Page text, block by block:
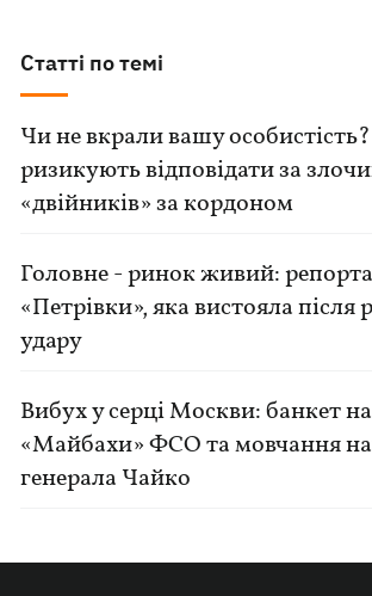
Статті по темі
Чи не вкрали вашу
ризикують відповідати за
«двійників» за кордоном
Головне - ринок живий:
«Петрівки», яка вистояла після
удару
Вибух у серці Москви: банкет
«Майбахи» ФСО та мовчання
генерала Чайко